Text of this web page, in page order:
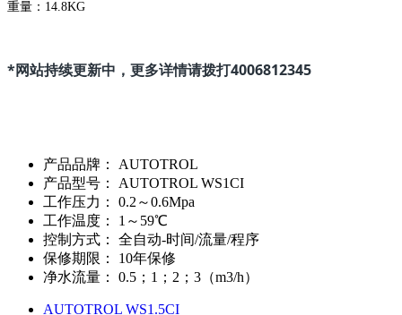
重量：14.8KG
*网站持续更新中，更多详情请拨打4006812345
产品品牌：
AUTOTROL
产品型号：
AUTOTROL WS1CI
工作压力：
0.2～0.6Mpa
工作温度：
1～59℃
控制方式：
全自动-时间/流量/程序
保修期限：
10年保修
净水流量：
0.5；1；2；3（m3/h）
AUTOTROL WS1.5CI